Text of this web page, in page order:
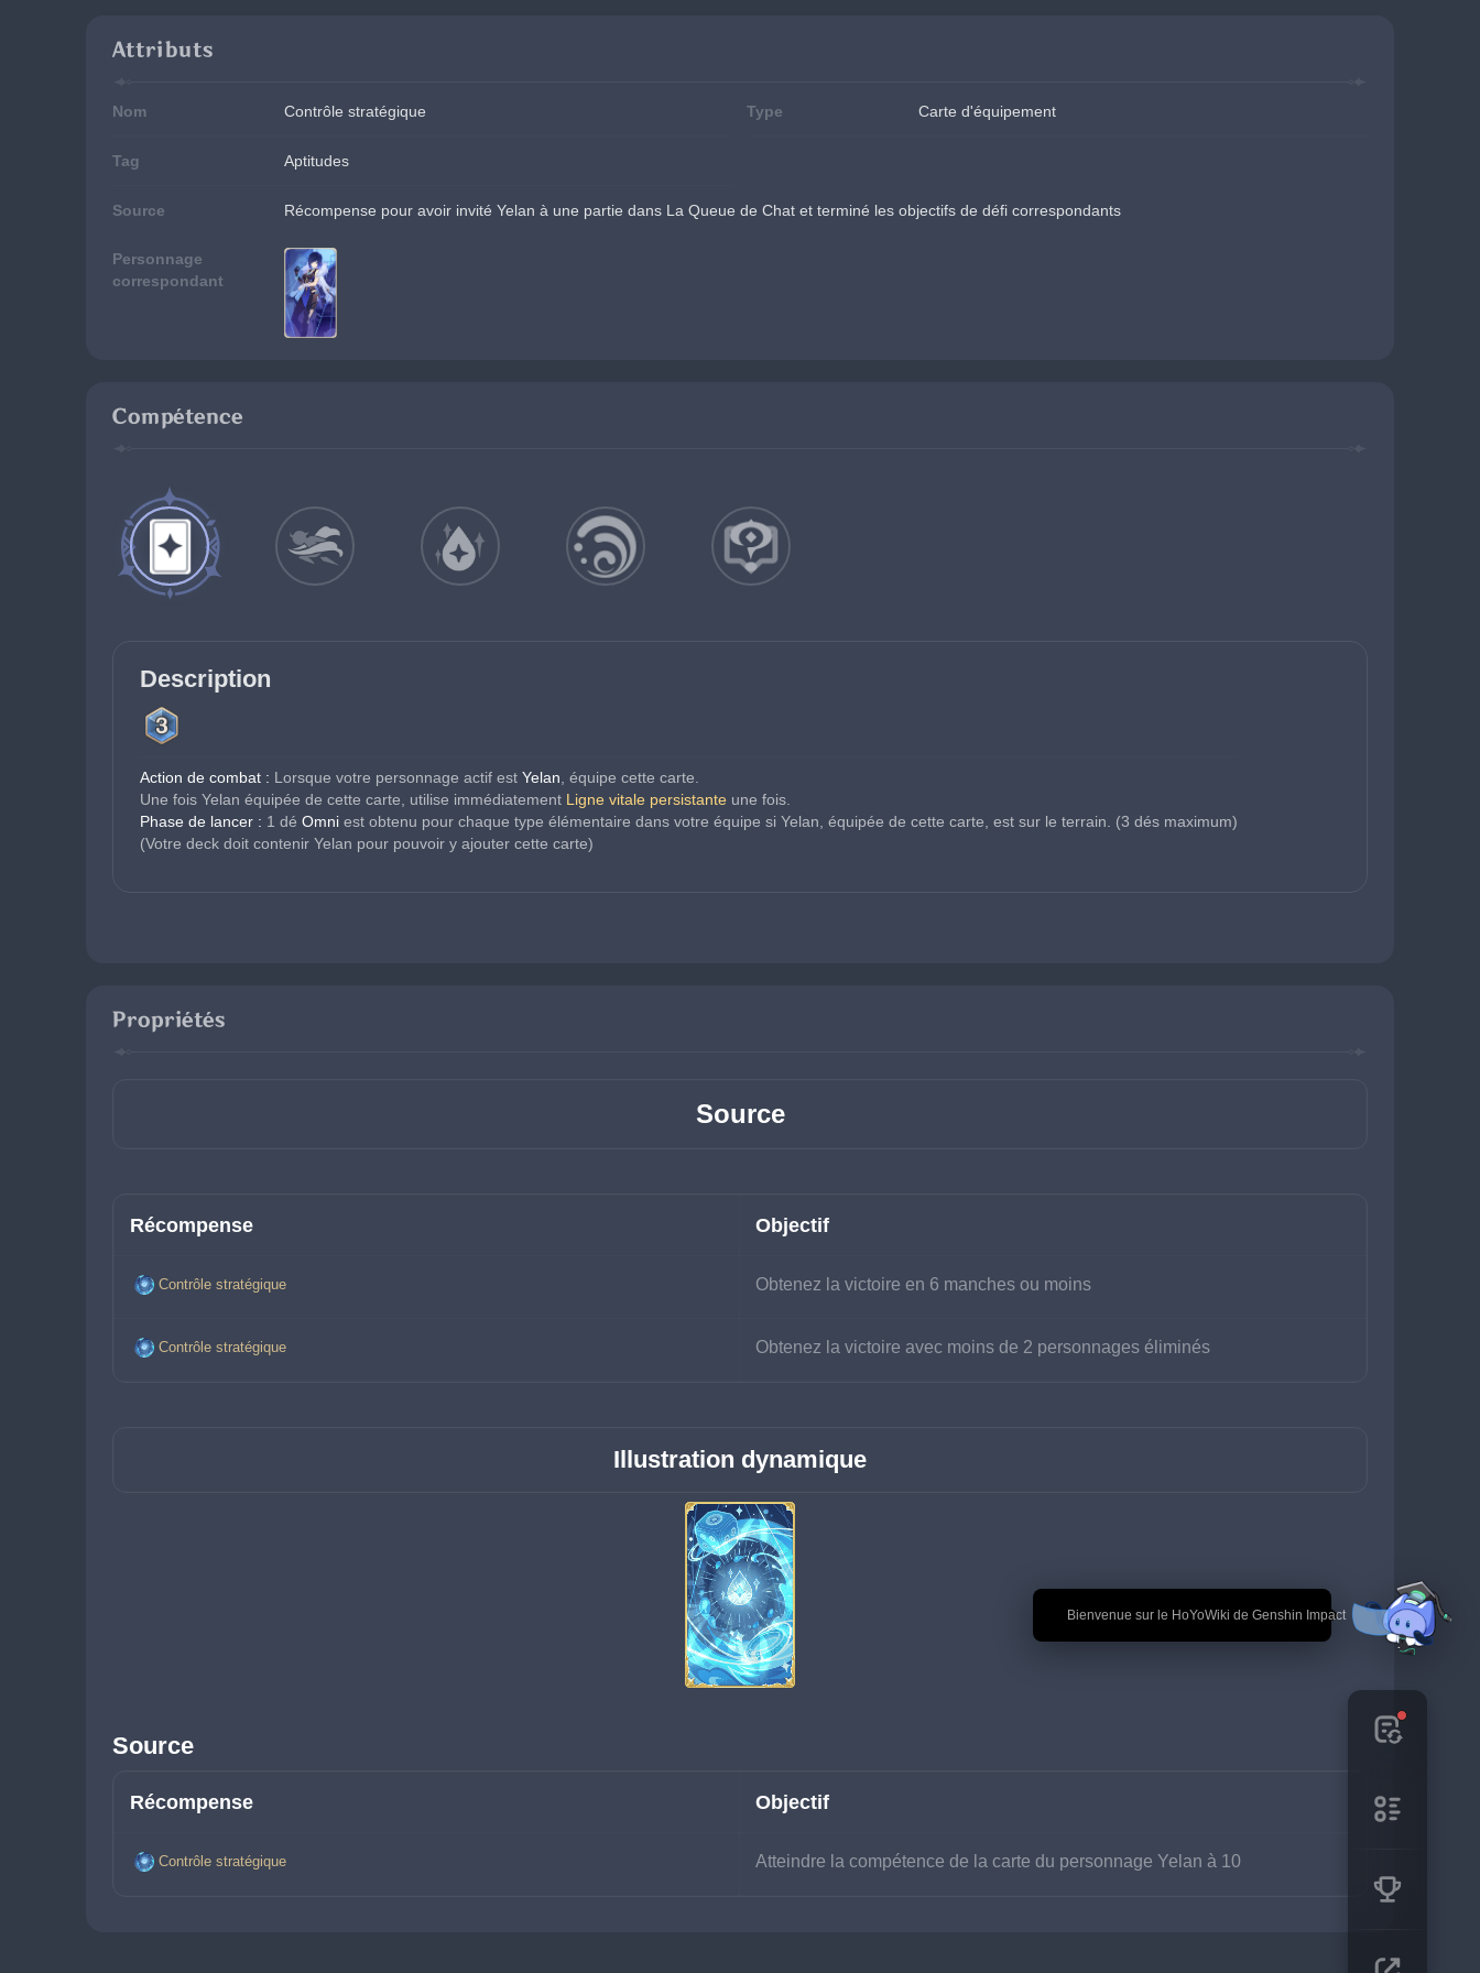
🎉 Bienvenue sur le HoYoWiki de Genshin Impact
Attributs
Nom Contrôle stratégique Type Carte d'équipement
Tag Aptitudes
Source Récompense pour avoir invité Yelan à une partie dans La Queue de Chat et terminé les objectifs de défi correspondants
Personnage
correspondant
Compétence
Description
Action de combat : Lorsque votre personnage actif est Yelan , équipe cette carte.
Une fois Yelan équipée de cette carte, utilise immédiatement Ligne vitale persistante une fois.
Phase de lancer : 1 dé Omni est obtenu pour chaque type élémentaire dans votre équipe si Yelan, équipée de cette carte, est sur le terrain. (3 dés maximum)
(Votre deck doit contenir Yelan pour pouvoir y ajouter cette carte)
Propriétés
Source
Récompense Objectif
Contrôle stratégique Obtenez la victoire en 6 manches ou moins
Contrôle stratégique Obtenez la victoire avec moins de 2 personnages éliminés
Illustration dynamique
Source
Récompense Objectif
Contrôle stratégique Atteindre la compétence de la carte du personnage Yelan à 10